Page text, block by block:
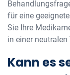
für eine
Sie Ihre
in einer
Kann es